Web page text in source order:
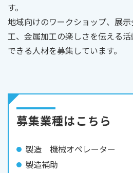
す。
地域向けのワークショップ、展
工、金属加工の楽しさを伝える
できる人材を募集しています。
募集業種はこちら
製造 機械オペレーター
製造補助